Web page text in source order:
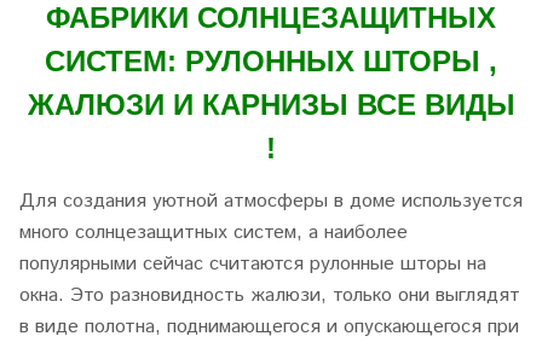
ФАБРИКИ СОЛНЦЕЗАЩИТНЫХ
СИСТЕМ: РУЛОННЫХ ШТОРЫ ,
ЖАЛЮЗИ И КАРНИЗЫ ВСЕ ВИДЫ
!
Для создания уютной атмосферы в доме используется
много солнцезащитных систем, а наиболее
популярными сейчас считаются рулонные шторы на
окна. Это разновидность жалюзи, только они выглядят
в виде полотна, поднимающегося и опускающегося при